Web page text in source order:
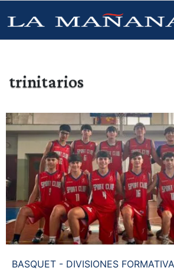
trinitarios
BASQUET - DIVISIONES